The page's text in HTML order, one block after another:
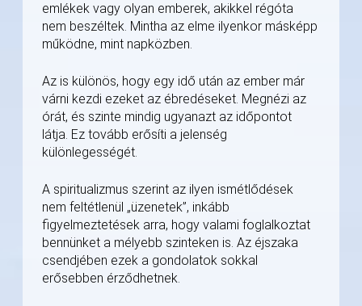
emlékek vagy olyan emberek, akikkel régóta
nem beszéltek. Mintha az elme ilyenkor másképp
működne, mint napközben.
Az is különös, hogy egy idő után az ember már
várni kezdi ezeket az ébredéseket. Megnézi az
órát, és szinte mindig ugyanazt az időpontot
látja. Ez tovább erősíti a jelenség
különlegességét.
A spiritualizmus szerint az ilyen ismétlődések
nem feltétlenül „üzenetek”, inkább
figyelmeztetések arra, hogy valami foglalkoztat
bennünket a mélyebb szinteken is. Az éjszaka
csendjében ezek a gondolatok sokkal
erősebben érződhetnek.